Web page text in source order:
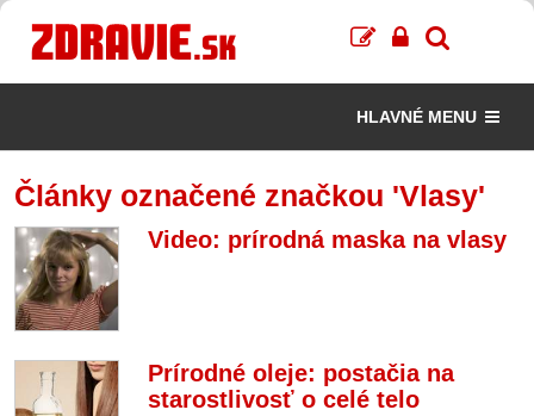
HLAVNÉ MENU
Články označené značkou 'Vlasy'
Video: prírodná maska na vlasy
Prírodné oleje: postačia na
starostlivosť o celé telo